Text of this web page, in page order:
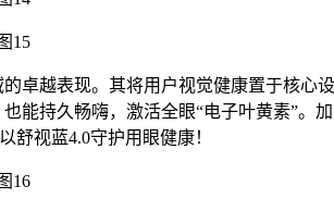
卓越表现。其将用户视觉健康置于核心
持久畅嗨，激活全眼“电子叶黄素”。
舒视蓝4.0守护用眼健康！